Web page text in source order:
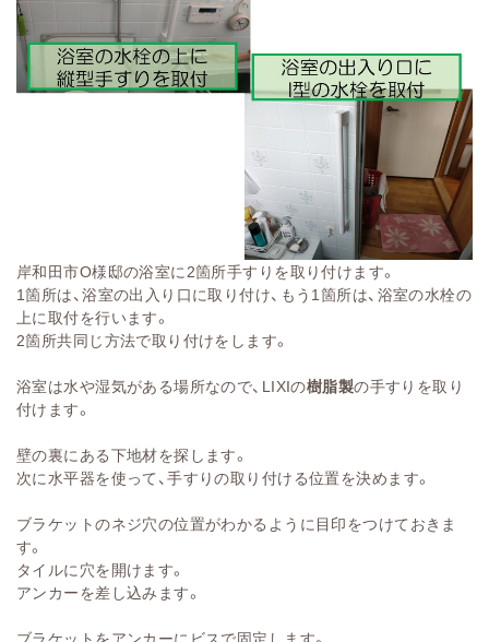
岸和田市O様邸の浴室に2箇所手すりを取り付けます。
1箇所は、浴室の出入り口に取り付け、もう1箇所は、浴室の水栓の
上に取付を行います。
2箇所共同じ方法で取り付けをします。
浴室は水や湿気がある場所なので、LIXIの樹脂製の手すりを取り
付けます。
壁の裏にある下地材を探します。
次に水平器を使って、手すりの取り付ける位置を決めます。
ブラケットのネジ穴の位置がわかるように目印をつけておきま
す。
タイルに穴を開けます。
アンカーを差し込みます。
ブラケットをアンカーにビスで固定します。